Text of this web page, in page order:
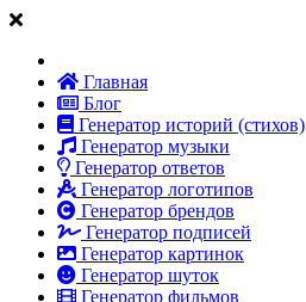
Главная
Блог
Генератор историй (стихов)
Генератор музыки
Генератор ответов
Генератор логотипов
Генератор брендов
Генератор подписей
Генератор картинок
Генератор шуток
Генератор фильмов